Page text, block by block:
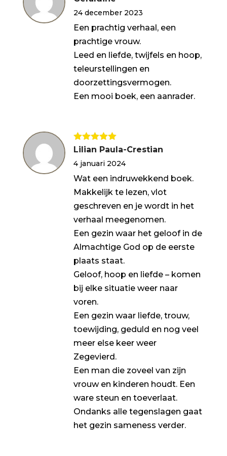
24 december 2023
Een prachtig verhaal, een
prachtige vrouw.
Leed en liefde, twijfels en hoop,
teleurstellingen en
doorzettingsvermogen.
Een mooi boek, een aanrader.
Gewaardeerd
Lilian Paula-Crestian
4 januari 2024
Wat een indruwekkend boek.
Makkelijk te lezen, vlot
geschreven en je wordt in het
verhaal meegenomen.
Een gezin waar het geloof in de
Almachtige God op de eerste
plaats staat.
Geloof, hoop en liefde – komen
bij elke situatie weer naar
voren.
Een gezin waar liefde, trouw,
toewijding, geduld en nog veel
meer else keer weer
Zegevierd.
Een man die zoveel van zijn
vrouw en kinderen houdt. Een
ware steun en toeverlaat.
Ondanks alle tegenslagen gaat
het gezin sameness verder.